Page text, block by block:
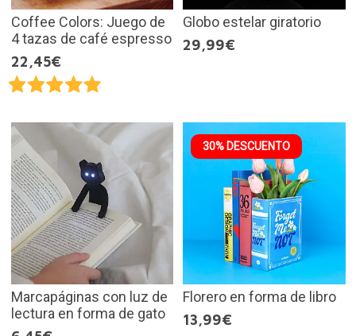
Coffee Colors: Juego de
4 tazas de café espresso
22,45€
Globo estelar giratorio
29,99€
Marcapáginas con luz de
lectura en forma de gato
30% DESCUENTO
Florero en forma de libro
13,99€